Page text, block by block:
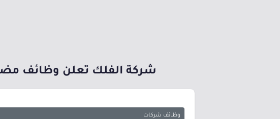
شركة الفلك تعلن وظائف مضيفين
وظائف شركات